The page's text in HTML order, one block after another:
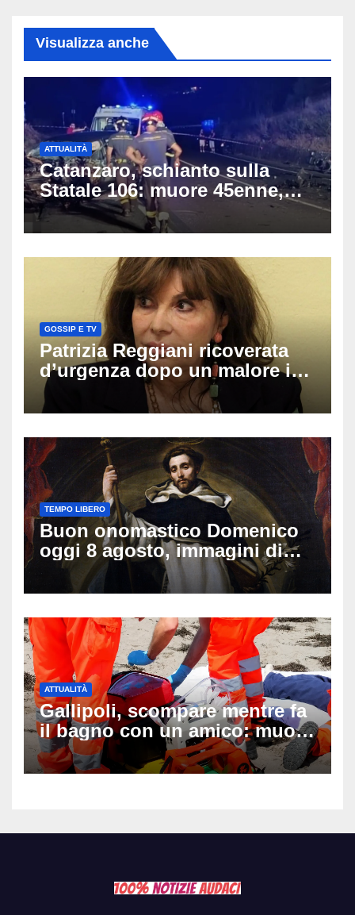
Visualizza anche
ATTUALITÀ
Catanzaro, schianto sulla
Statale 106: muore 45enne,
coinvolti un’auto, un suv e
una moto
GOSSIP E TV
Patrizia Reggiani ricoverata
d’urgenza dopo un malore in
vacanza: come sta oggi l’ex
Lady Gucci
TEMPO LIBERO
Buon onomastico Domenico
oggi 8 agosto, immagini di
auguri da condividere
ATTUALITÀ
Gallipoli, scompare mentre fa
il bagno con un amico: muore
a 19 anni dopo 45 minuti di
disperati tentativi di